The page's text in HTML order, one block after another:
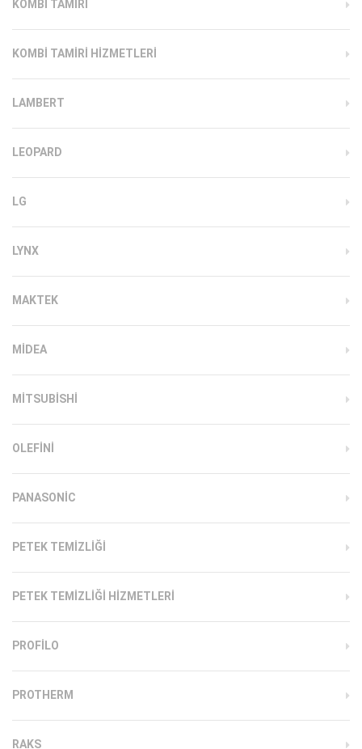
KOMBI TAMIRI
KOMBI TAMIRI HIZMETLERI
LAMBERT
LEOPARD
LG
LYNX
MAKTEK
MIDEA
MITSUBISHI
OLEFINI
PANASONIC
PETEK TEMIZLIĞI
PETEK TEMIZLIĞI HIZMETLERI
PROFILO
PROTHERM
RAKS